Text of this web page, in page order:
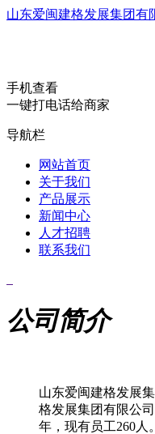
山东爱闽建格发展集团有
手机查看
一键打电话给商家
导航栏
网站首页
关于我们
产品展示
新闻中心
人才招聘
联系我们
公司简介
山东爱闽建格发展
格发展集团有限公
年，现有员工260人。